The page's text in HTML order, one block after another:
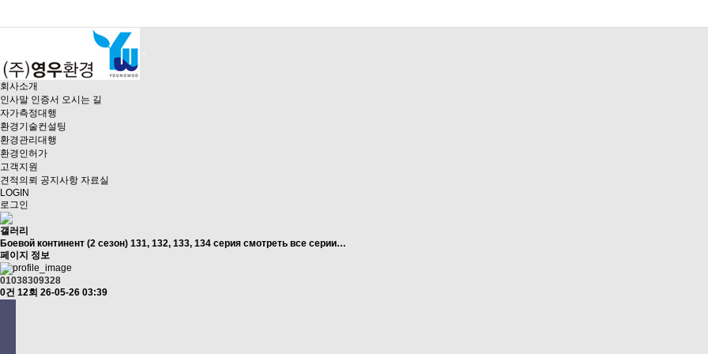
회사소개
인사말 인증서 오시는 길
자가측정대행
환경기술컨설팅
환경관리대행
환경인허가
고객지원
견적의뢰 공지사항 자료실
LOGIN
로그인
갤러리
Боевой континент (2 сезон) 131, 132, 133, 134 серия смотреть все серии…
페이지 정보
01038309328
0건 12회 26-05-26 03:39